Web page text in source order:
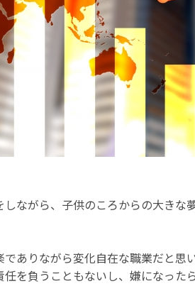
しながら、子供のころからの大き
ありながら変化自在な職業だと思い
を負うこともないし、嫌になった